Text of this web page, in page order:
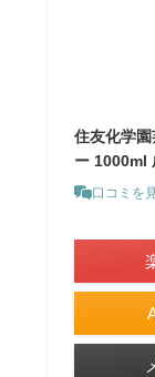
住友化学
ー 1000ml
口コミを